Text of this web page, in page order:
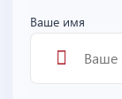
Ваше имя